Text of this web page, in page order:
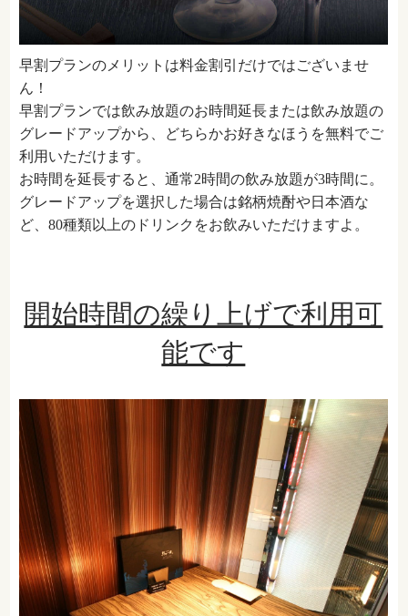
早割プランのメリットは料金割引だけではございませ
ん！
早割プランでは飲み放題のお時間延長または飲み放題の
グレードアップから、どちらかお好きなほうを無料でご
利用いただけます。
お時間を延長すると、通常2時間の飲み放題が3時間に。
グレードアップを選択した場合は銘柄焼酎や日本酒な
ど、80種類以上のドリンクをお飲みいただけますよ。
開始時間の繰り上げで利用可
能です